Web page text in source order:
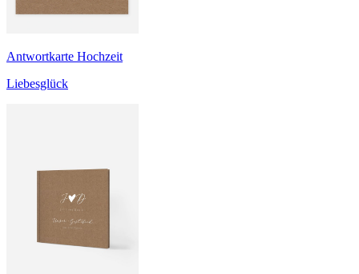
Antwortkarte Hochzeit
Liebesglück